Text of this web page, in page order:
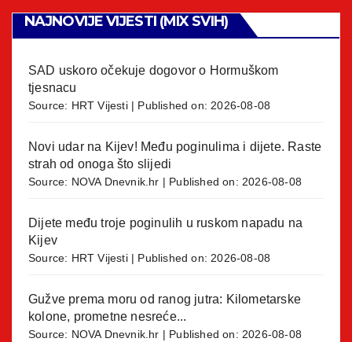
NAJNOVIJE VIJESTI (MIX SVIH)
SAD uskoro očekuje dogovor o Hormuškom
tjesnacu
Source: HRT Vijesti Published on: 2026-08-08
Novi udar na Kijev! Među poginulima i dijete. Raste
strah od onoga što slijedi
Source: NOVA Dnevnik.hr Published on: 2026-08-08
Dijete među troje poginulih u ruskom napadu na
Kijev
Source: HRT Vijesti Published on: 2026-08-08
Gužve prema moru od ranog jutra: Kilometarske
kolone, prometne nesreće...
Source: NOVA Dnevnik.hr Published on: 2026-08-08